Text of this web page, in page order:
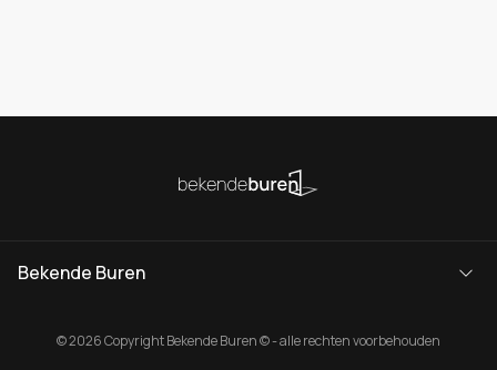
Bekende Buren
© 2026 Copyright Bekende Buren © - alle rechten voorbehouden